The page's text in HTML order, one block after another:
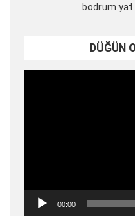
bodrum
DÜĞÜN
00:00